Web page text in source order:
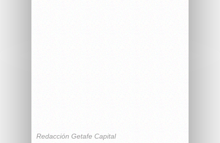
Redacción Getafe Capital